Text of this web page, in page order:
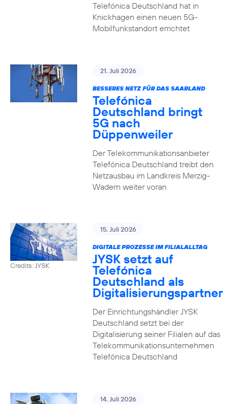
Telefónica Deutschland hat in
Knickhagen einen neuen 5G-
Mobilfunkstandort errichtet
21. Juli 2026
BESSERES NETZ FÜR DAS SAARLAND
Telefónica
Deutschland bringt
5G nach
Düppenweiler
Der Telekommunikationsanbieter
Telefónica Deutschland treibt den
Netzausbau im Landkreis Merzig-
Wadern weiter voran
Credits: JYSK
15. Juli 2026
DIGITALE PROZESSE IM FILIALALLTAG
JYSK setzt auf
Telefónica
Deutschland als
Digitalisierungspartner
Der Einrichtungshändler JYSK
Deutschland setzt bei der
Digitalisierung seiner Filialen auf das
Telekommunikationsunternehmen
Telefónica Deutschland
14. Juli 2026